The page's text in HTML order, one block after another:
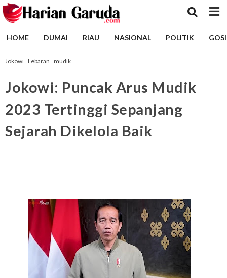
HOME DUMAI RIAU NASIONAL POLITIK
Jokowi Lebaran mudik
Jokowi: Puncak Arus Mudik
2023 Tertinggi Sepanjang
Sejarah Dikelola Baik